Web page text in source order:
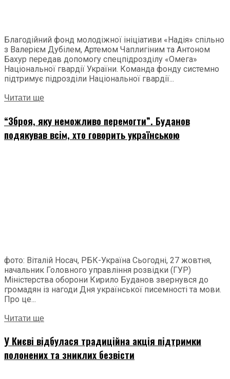
Благодійний фонд молодіжної ініціативи «Надія» спільно
з Валерієм Дубілем, Артемом Чаплигіним та Антоном
Бахур передав допомогу спецпідрозділу «Омега»
Національної гвардії України. Команда фонду системно
підтримує підрозділи Національної гвардії...
Читати ще
“Зброя, яку неможливо перемогти”. Буданов
подякував всім, хто говорить українською
фото: Віталій Носач, РБК-Україна Сьогодні, 27 жовтня,
начальник Головного управління розвідки (ГУР)
Міністерства оборони Кирило Буданов звернувся до
громадян із нагоди Дня української писемності та мови.
Про це...
Читати ще
У Києві відбулася традиційна акція підтримки
полонених та зниклих безвісти